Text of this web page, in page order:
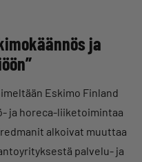
ja
Eskimo Finland
ja horeca-liiketoimintaa
alkoivat muuttaa
palvelu- ja